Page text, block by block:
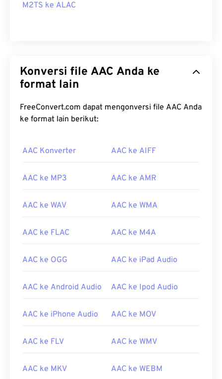
00 00 00
00 00 00
M2TS ke ALAC
Konversi file AAC Anda ke
format lain
FreeConvert.com dapat mengonversi file AAC Anda
ke format lain berikut:
AAC Konverter AAC ke AIFF
AAC ke MP3 AAC ke AMR
AAC ke WAV AAC ke WMA
AAC ke FLAC AAC ke M4A
AAC ke OGG AAC ke iPad Audio
AAC ke Android Audio AAC ke Ipod Audio
AAC ke iPhone Audio AAC ke MOV
AAC ke FLV AAC ke WMV
AAC ke MKV AAC ke WEBM